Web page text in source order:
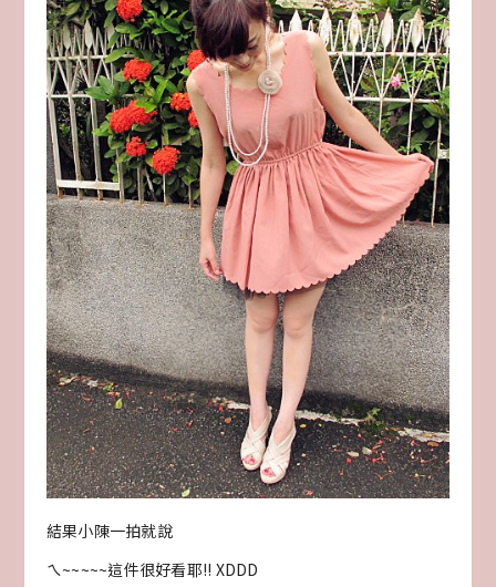
結果小陳一拍就說
ㄟ~~~~~這件很好看耶!! XDDD